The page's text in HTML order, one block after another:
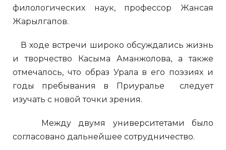
филологических наук, профессор Жансая
Жарылгапов.
В ходе встречи широко обсуждались жизнь
и творчество Касыма Аманжолова, а также
отмечалось, что образ Урала в его поэзиях и
годы пребывания в Приуралье следует
изучать с новой точки зрения.
Между двумя университетами было
согласовано дальнейшее сотрудничество.